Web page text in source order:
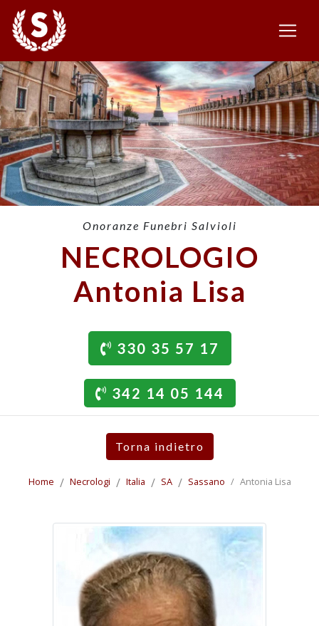
Onoranze Funebri Salvioli
NECROLOGIO
Antonia Lisa
330 35 57 17
342 14 05 144
Torna indietro
Home Necrologi Italia SA Sassano Antonia Lisa